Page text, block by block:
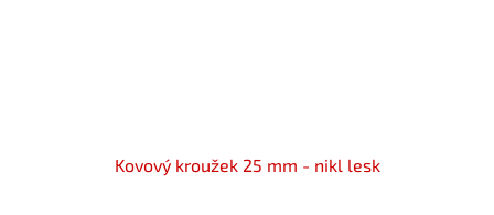
Kovový kroužek 25 mm - nikl lesk